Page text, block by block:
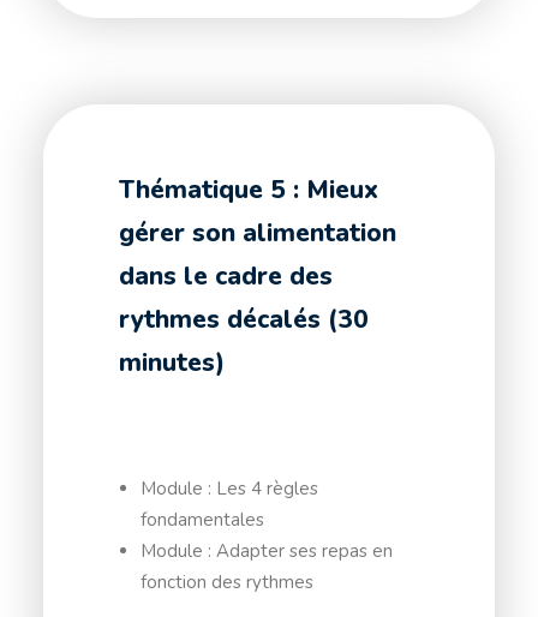
Thématique 5 : Mieux
gérer son alimentation
dans le cadre des
rythmes décalés (30
minutes)
Module : Les 4 règles
fondamentales
Module : Adapter ses repas en
fonction des rythmes